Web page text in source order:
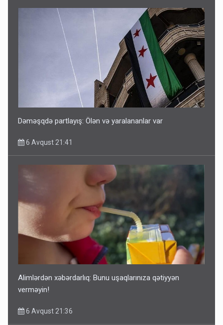
Dəməşqdə partlayış: Ölən və yaralananlar var
6 Avqust 21:41
Alimlərdən xəbərdarlıq: Bunu uşaqlarınıza qətiyyən
verməyin!
6 Avqust 21:36